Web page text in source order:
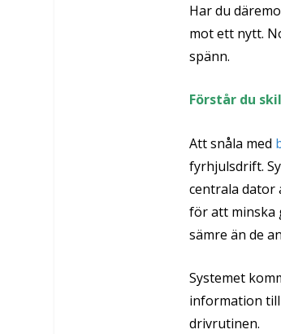
Har du
mot ett nytt.
spänn.
Förstår du
Att snåla med
fyrhjulsdrift.
centrala dator
för att minska
sämre än de
Systemet
information
drivrutinen.